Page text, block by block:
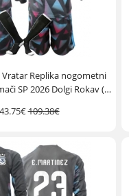
Replika nogometni
SP 2026 Dolgi Rokav (+
43.75€109.38€